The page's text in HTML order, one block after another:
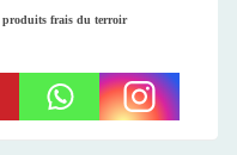
produits frais du terroir